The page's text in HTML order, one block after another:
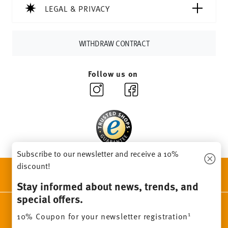
Delivery time: 3-5 working days for delivery within
Germany for items in stock. You can view delivery times to
For returns, please use ourreturns service
LEGAL & PRIVACY
WITHDRAW CONTRACT
Follow us on
Beauty & functionality for your home
Homepage
Imprint
Change cookie consent
Subscribe to our newsletter and receive a 10%
discount!
Stay informed about news, trends, and
special offers.
10% Coupon for your newsletter registration1